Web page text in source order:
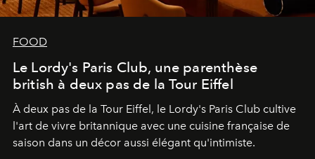
FOOD
Le Lordy's Paris Club, une parenthèse
british à deux pas de la Tour Eiffel
À deux pas de la Tour Eiffel, le Lordy's Paris Club cultive
l'art de vivre britannique avec une cuisine française de
saison dans un décor aussi élégant qu'intimiste.